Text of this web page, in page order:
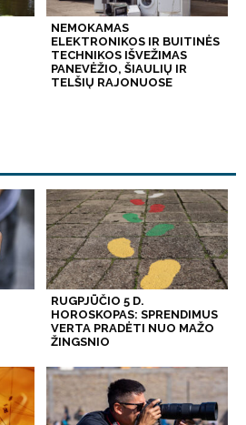
NEMOKAMAS
ELEKTRONIKOS IR BUITINĖS
TECHNIKOS IŠVEŽIMAS
PANEVĖŽIO, ŠIAULIŲ IR
TELŠIŲ RAJONUOSE
RUGPJŪČIO 5 D.
HOROSKOPAS: SPRENDIMUS
VERTA PRADĖTI NUO MAŽO
ŽINGSNIO